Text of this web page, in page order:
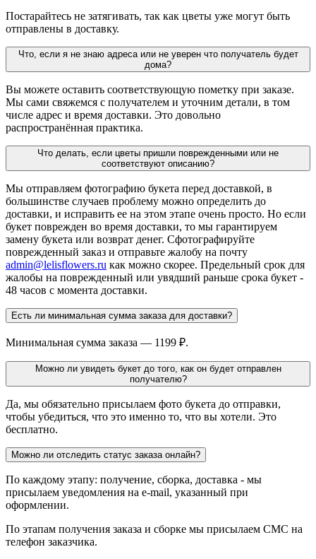
Постарайтесь не затягивать, так как цветы уже могут быть
отправлены в доставку.
Что, если я не знаю адреса или не уверен что получатель будет
дома?
Вы можете оставить соответствующую пометку при заказе.
Мы сами свяжемся с получателем и уточним детали, в том
числе адрес и время доставки. Это довольно
распространённая практика.
Что делать, если цветы пришли поврежденными или не
соответствуют описанию?
Мы отправляем фотографию букета перед доставкой, в
большинстве случаев проблему можно определить до
доставки, и исправить ее на этом этапе очень просто. Но если
букет поврежден во время доставки, то мы гарантируем
замену букета или возврат денег. Сфотографируйте
поврежденный заказ и отправьте жалобу на почту
admin@lelisflowers.ru как можно скорее. Предельный срок для
жалобы на поврежденный или увядший раньше срока букет -
48 часов с момента доставки.
Есть ли минимальная сумма заказа для доставки?
Минимальная сумма заказа — 1199 ₽.
Можно ли увидеть букет до того, как он будет отправлен
получателю?
Да, мы обязательно присылаем фото букета до отправки,
чтобы убедиться, что это именно то, что вы хотели. Это
бесплатно.
Можно ли отследить статус заказа онлайн?
По каждому этапу: получение, сборка, доставка - мы
присылаем уведомления на e-mail, указанный при
оформлении.
По этапам получения заказа и сборке мы присылаем СМС на
телефон заказчика.